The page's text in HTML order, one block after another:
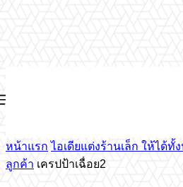
หน้าแรก ไอเดียแต่งร้านเล็ก ให้ได้ทั้
ลูกค้า เครปป้าเฉื่อย2